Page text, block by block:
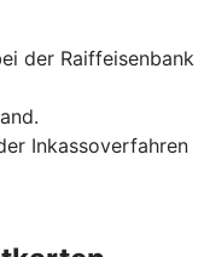
der Raiffeisenbank
Inkassoverfahren